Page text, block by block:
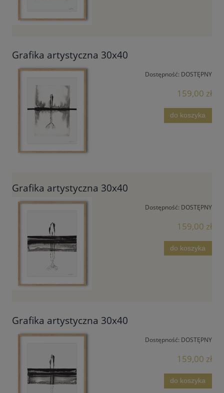
Grafika artystyczna 30x40
Dostępność: DOSTĘPNY
159,00 zł
do koszyka
Grafika artystyczna 30x40
Dostępność: DOSTĘPNY
159,00 zł
do koszyka
Grafika artystyczna 30x40
Dostępność: DOSTĘPNY
159,00 zł
do koszyka